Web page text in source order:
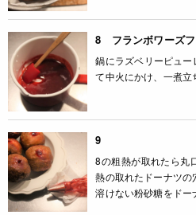
8 フランボワーズ
鍋にラズベリーピュ
て中火にかけ、一煮立
9
8の粗熱が取れたら丸
熱の取れたドーナツの
溶けない粉砂糖をドー